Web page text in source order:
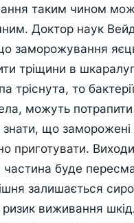
таким чином
Доктор наук
заморожування
тріщини в
тріснута, то
можуть
що
приготувати.
частина буде
залишається
ризик виживання